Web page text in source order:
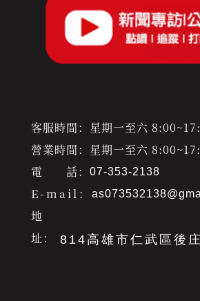
客服時間：星期一至六
營業時間：星期一至六
電 話：
07-353-2138
E-mail：
地
址：
814高雄市仁武區後